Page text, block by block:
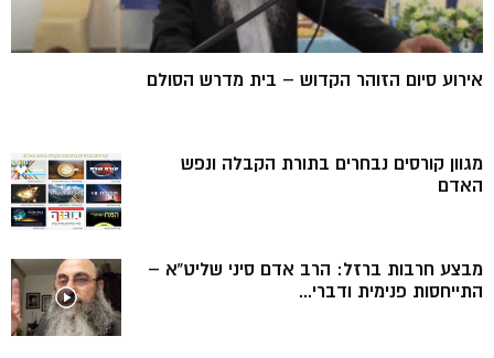
אירוע סיום הזוהר הקדוש – בית מדרש הסולם
מגוון קורסים נבחרים בתורת הקבלה ונפש
האדם
מבצע חרבות ברזל: הרב אדם סיני שליט”א –
התייחסות פנימית ודברי...